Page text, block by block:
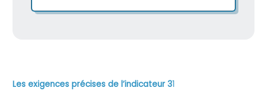
Les exigences précises de l’indicateur 31